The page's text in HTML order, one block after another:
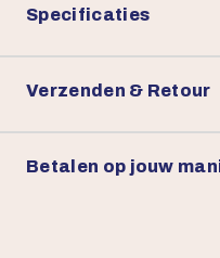
Specificaties
Verzenden & Retour
Betalen op jouw